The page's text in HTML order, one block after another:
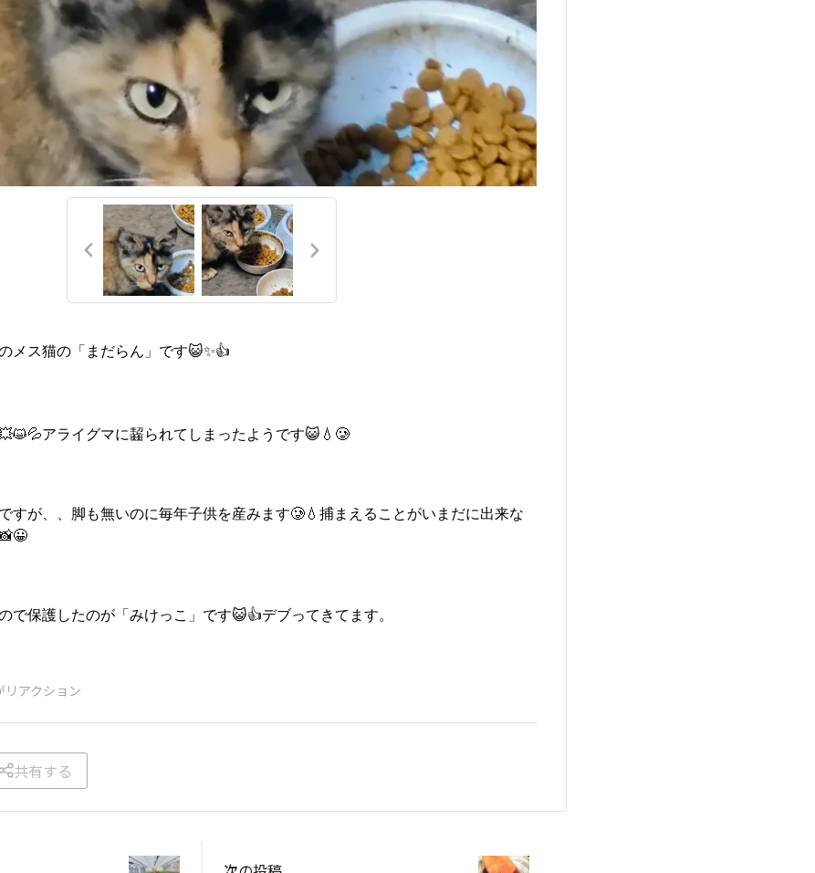
メス猫の「まだらん」です😺✨👍
アライグマに齧られてしまったようです😺💧🥲
すが、、脚も無いのに毎年子供を産みます🥲💧捕まえることがいまだに出来な
で保護したのが「みけっこ」です😺👍デブってきてます。
リアクション
共有する